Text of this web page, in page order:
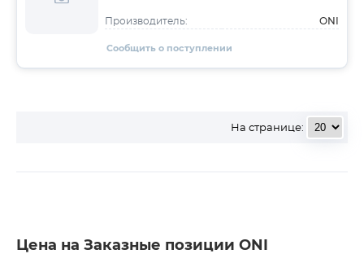
Производитель: ONI
Сообщить о поступлении
На странице:
Цена на Заказные позиции ONI